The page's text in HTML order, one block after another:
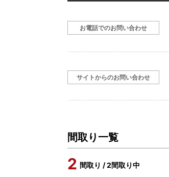
お電話でのお問い合わせ
サイトからのお問い合わせ
間取り一覧
2 間取り / 2間取り中